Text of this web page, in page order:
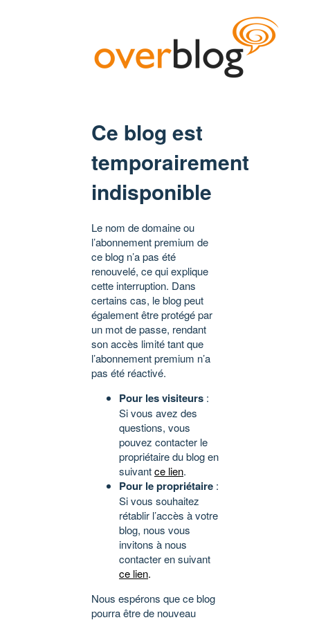
Ce blog est
temporairement
indisponible
Le nom de domaine ou
l’abonnement premium de
ce blog n’a pas été
renouvelé, ce qui explique
cette interruption. Dans
certains cas, le blog peut
également être protégé par
un mot de passe, rendant
son accès limité tant que
l’abonnement premium n’a
pas été réactivé.
Pour les visiteurs :
Si vous avez des
questions, vous
pouvez contacter le
propriétaire du blog en
suivantce lien.
Pour le propriétaire :
Si vous souhaitez
rétablir l’accès à votre
blog, nous vous
invitons à nous
contacter en suivant
ce lien.
Nous espérons que ce blog
pourra être de nouveau